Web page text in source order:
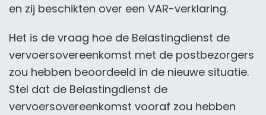
en zij beschikten over een VAR-verklaring.
Het is de vraag hoe de Belastingdienst de
vervoersovereenkomst met de postbezorgers
zou hebben beoordeeld in de nieuwe situatie.
Stel dat de Belastingdienst de
vervoersovereenkomst vooraf zou hebben